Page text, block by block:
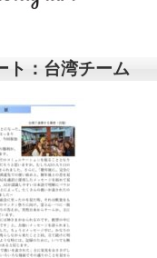
ト：台湾チーム